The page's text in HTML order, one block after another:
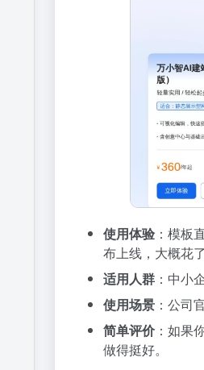
使用体验 ：模板
布上线，大概花
适用人群 ：中小
使用场景 ：公司
简单评价：如果
做得挺好。